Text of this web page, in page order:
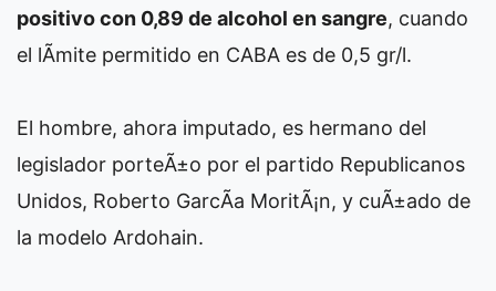
positivo con 0,89 de alcohol en sangre, cuando
el lÃ­mite permitido en CABA es de 0,5 gr/l.
El hombre, ahora imputado, es hermano del
legislador porteÃ±o por el partido Republicanos
Unidos, Roberto GarcÃ­a MoritÃ¡n, y cuÃ±ado de
la modelo Ardohain.